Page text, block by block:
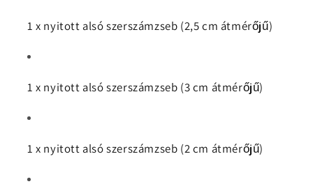
1 x nyitott alsó szerszámzseb (2,5 cm átmérőjű)
1 x nyitott alsó szerszámzseb (3 cm átmérőjű)
1 x nyitott alsó szerszámzseb (2 cm átmérőjű)